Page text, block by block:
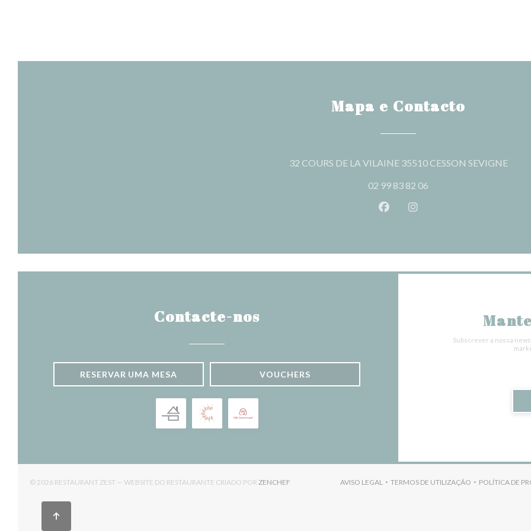
Mapa e Contacto
32 COURS DE LA VILAINE 35510 CESSON SEVIGNE
02 99 83 82 06
Facebook ((abre numa nova
Instagram ((abre numa
Contacte-nos
RESERVAR UMA MESA VOUCHERS
Subscrever a nossa
© 2026 RESTAURANT ZEST — WEBSITE DO RESTAURANTE CRIADO POR ZENCHEF ((ABRE NUMA NOVA JANELA))
AVISO LEGAL
((ABRE NUMA NOVA JANELA))
TERMOS DE UTILIZAÇÃO
((ABRE NUMA NOVA
POLÍTICA DE